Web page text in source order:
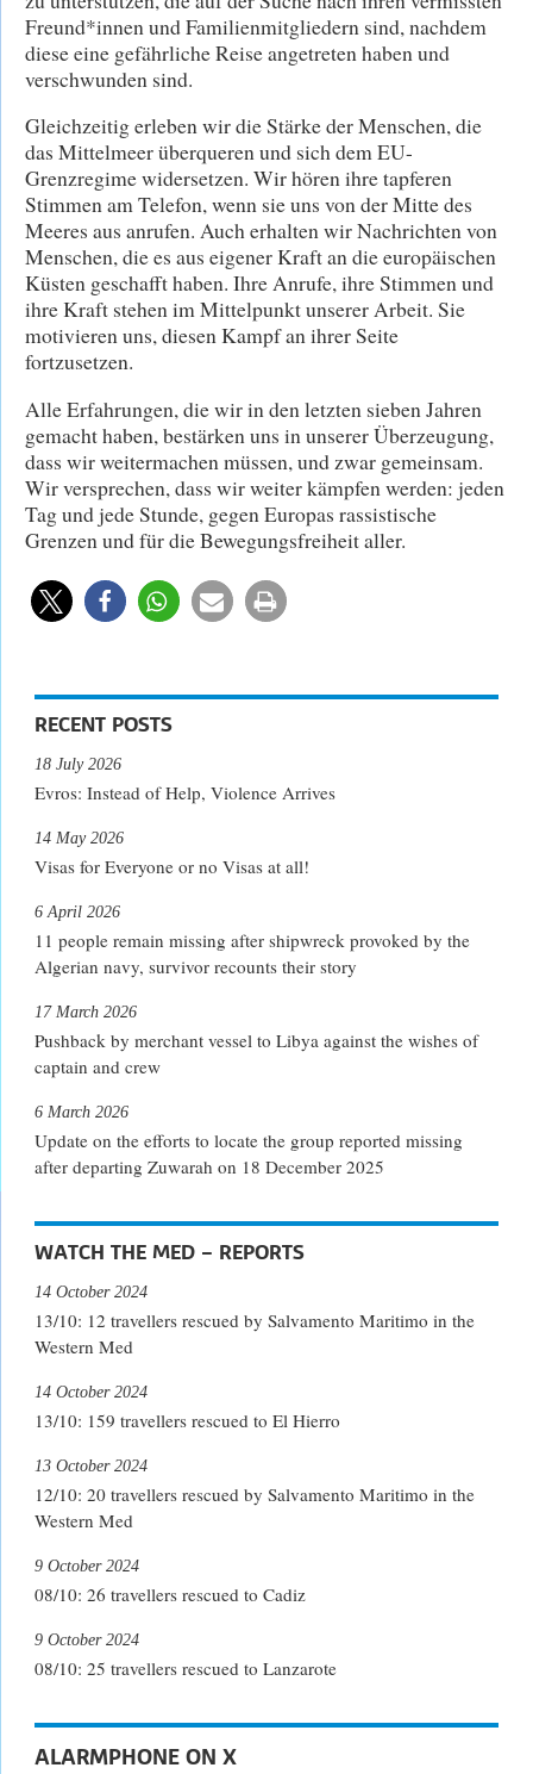
Freund*innen und Familienmitgliedern sind, nachdem
diese eine gefährliche Reise angetreten haben und
verschwunden sind.
Gleichzeitig erleben wir die Stärke der Menschen, die
das Mittelmeer überqueren und sich dem EU-
Grenzregime widersetzen. Wir hören ihre tapferen
Stimmen am Telefon, wenn sie uns von der Mitte des
Meeres aus anrufen. Auch erhalten wir Nachrichten von
Menschen, die es aus eigener Kraft an die europäischen
Küsten geschafft haben. Ihre Anrufe, ihre Stimmen und
ihre Kraft stehen im Mittelpunkt unserer Arbeit. Sie
motivieren uns, diesen Kampf an ihrer Seite
fortzusetzen.
Alle Erfahrungen, die wir in den letzten sieben Jahren
gemacht haben, bestärken uns in unserer Überzeugung,
dass wir weitermachen müssen, und zwar gemeinsam.
Wir versprechen, dass wir weiter kämpfen werden: jeden
Tag und jede Stunde, gegen Europas rassistische
Grenzen und für die Bewegungsfreiheit aller.
RECENT POSTS
Evros: Instead of Help, Violence Arrives
18 July 2026
Visas for Everyone or no Visas at all!
14 May 2026
11 people remain missing after shipwreck provoked by the
Algerian navy, survivor recounts their story
6 April 2026
Pushback by merchant vessel to Libya against the wishes of
captain and crew
17 March 2026
Update on the efforts to locate the group reported missing
after departing Zuwarah on 18 December 2025
6 March 2026
WATCH THE MED – REPORTS
13/10: 12 travellers rescued by Salvamento Maritimo in the
Western Med
14 October 2024
13/10: 159 travellers rescued to El Hierro
14 October 2024
12/10: 20 travellers rescued by Salvamento Maritimo in the
Western Med
13 October 2024
08/10: 26 travellers rescued to Cadiz
9 October 2024
08/10: 25 travellers rescued to Lanzarote
9 October 2024
ALARMPHONE ON X